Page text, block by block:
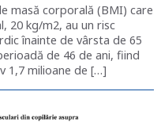
masă corporală (BMI) care
20 kg/m2, au un risc
înainte de vârsta de 65
de 46 de ani, fiind
1,7 milioane de […]